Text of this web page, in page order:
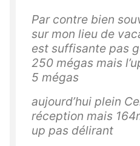
Par contre bien
sur mon lieu de
est suffisante pas
250 mégas mais
5 mégas
aujourd’hui plein
réception mais
up pas délirant